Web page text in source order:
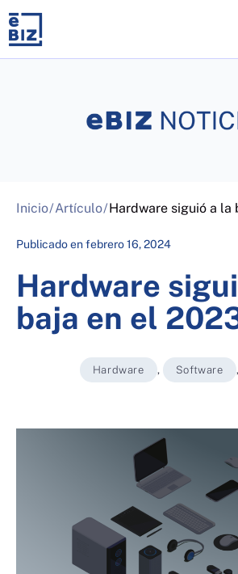
content
Inicio/Artículo/Hardware siguió a la
Publicado enfebrero 16, 2024
Hardware
baja en el
Hardware , Software ,